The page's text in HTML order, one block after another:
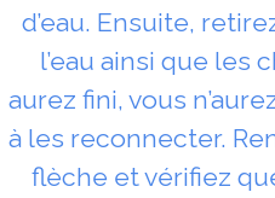
d’eau. Ensuite,
l’eau ainsi que les
aurez fini, vous
à les reconnecter.
flèche et vérifiez